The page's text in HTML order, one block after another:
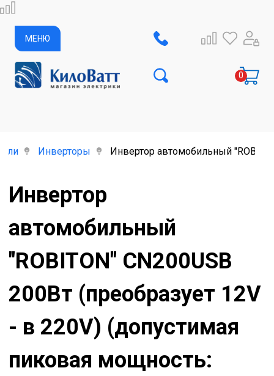
МЕНЮ
Инверторы Инвертор автомобильный
Инвертор
автомобильный
"ROBITON" CN200USB
200Вт (преобразует 12V
- в 220V) (допустимая
пиковая мощность: